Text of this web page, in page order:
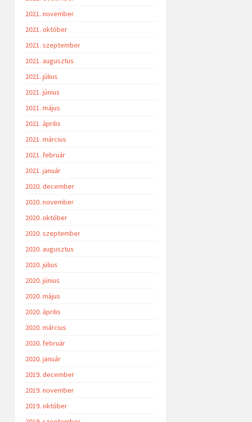
2021. november
2021. október
2021. szeptember
2021. augusztus
2021. július
2021. június
2021. május
2021. április
2021. március
2021. február
2021. január
2020. december
2020. november
2020. október
2020. szeptember
2020. augusztus
2020. július
2020. június
2020. május
2020. április
2020. március
2020. február
2020. január
2019. december
2019. november
2019. október